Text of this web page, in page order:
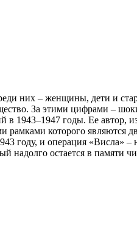
них – женщины, дети и
За этими цифрами –
в 1943–1947 годы. Ее
которого являются
году, и операция «Висла»
надолго остается в памяти